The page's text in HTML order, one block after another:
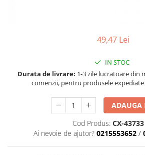
■ Filtre ulei
■ Filtre combustibil
■ Filtre habitaclu
■ Filtre hidraulice
49,47 Lei
IN STOC
Durata de livrare: 1-3 zile lucratoare
comenzii, pentru produsele
ADAUGA
Cod Produs: CX-43733
Ai nevoie de ajutor? 0215553652 /